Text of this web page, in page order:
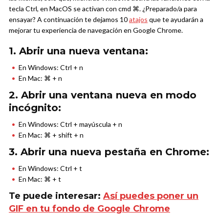
tecla Ctrl, en MacOS se activan con cmd ⌘. ¿Preparado/a para
ensayar? A continuación te dejamos 10atajos que te ayudarán a
mejorar tu experiencia de navegación en Google Chrome.
1. Abrir una nueva ventana:
En Windows: Ctrl + n
En Mac: ⌘ + n
2. Abrir una ventana nueva en modo
incógnito:
En Windows: Ctrl + mayúscula + n
En Mac: ⌘ + shift + n
3. Abrir una nueva pestaña en Chrome:
En Windows: Ctrl + t
En Mac: ⌘ + t
Te puede interesar: Así puedes poner un
GIF en tu fondo de Google Chrome